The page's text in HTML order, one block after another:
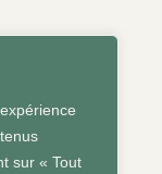
sur « Tout